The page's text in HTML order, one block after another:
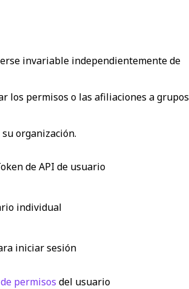
invariable independientemente de
los permisos o las afiliaciones a grupos
organización.
de API de usuario
individual
iniciar sesión
permisos del usuario